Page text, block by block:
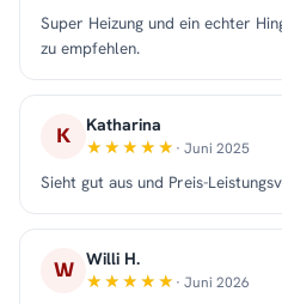
Super Heizung und ein echter
zu empfehlen.
K Katharina
· Juni 2025
Sieht gut aus und Preis-
W Willi H.
· Juni 2026